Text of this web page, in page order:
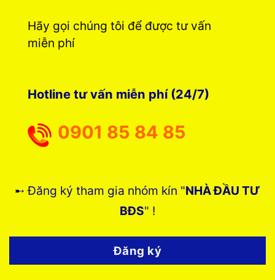
Hãy gọi chúng tôi để được tư vấn
miễn phí
Hotline tư vấn miễn phí (24/7)
0901 85 84 85
➸ Đăng ký tham gia nhóm kín "NHÀ ĐẦU TƯ
BĐS" !
Đăng ký